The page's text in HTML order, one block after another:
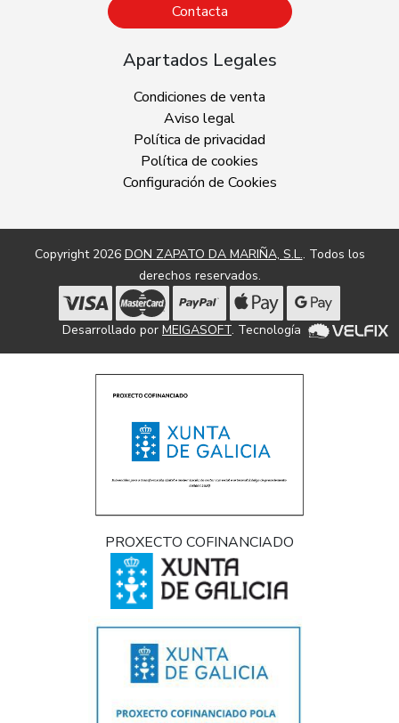
Contacta
Apartados Legales
Condiciones de venta
Aviso legal
Política de privacidad
Política de cookies
Configuración de Cookies
Copyright 2026 DON ZAPATO DA MARIÑA, S.L.. Todos los
derechos reservados.
Desarrollado por MEIGASOFT. Tecnología
PROXECTO COFINANCIADO